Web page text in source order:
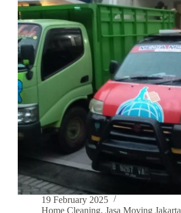
19 February 2025
Home Cleaning, Jasa Moving Jakarta